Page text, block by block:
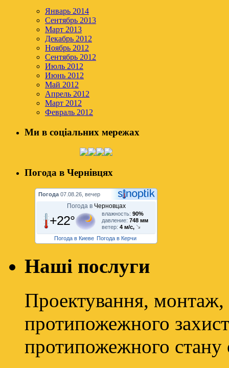
Январь 2014
Сентябрь 2013
Март 2013
Декабрь 2012
Ноябрь 2012
Сентябрь 2012
Июль 2012
Июнь 2012
Май 2012
Апрель 2012
Март 2012
Февраль 2012
Ми в соціальних мережах
Погода в Чернівцях
Погода 07.08.26, вечер
Погода в Черновцах
+22° влажность: 90%
давление: 748 мм
ветер: 4 м/с,
Погода в Киеве Погода в Керчи
Наші послуги
Проектування, монтаж,
протипожежного
протипожежного стану